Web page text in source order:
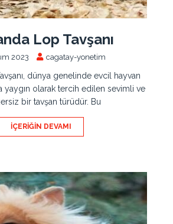
Lop Tavşanı
2023 cagatay-yonetim
dünya genelinde evcil hayvan
yaygın olarak tercih edilen sevimli ve
bir tavşan türüdür. Bu
İÇERIĞIN DEVAMI